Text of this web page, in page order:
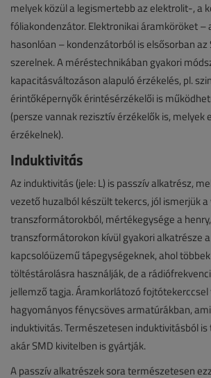
melyek közül a legismertebb az elektrolit-, a
fóliakondenzátor. Elektronikai áramköröket –
hasonlóan – kondenzátorból is elsősorban
szerelnek. A méréstechnikában gyakori
kapacitásváltozáson alapuló érzékelés, pl.
érintőképernyők érintésérzékelői is
(persze vannak rezisztív érzékelők is,
érzékelnek).
Induktivitás
Az induktivitás (jele: L) is passzív alkatrész,
vezető huzalból készült tekercs, jól ismerjük
transzformátorokból, mértékegysége a
transzformátorokon kívül gyakori alkatrésze
kapcsolóüzemű tápegységeknek, ahol
töltéstárolásra használják, de a
jellemző tagja. Áramkorlátozó fojtótekerccsel
hagyományos fénycsöves armatúrákban,
induktivitás. Természetesen induktivitásból
akár SMD kivitelben is gyártják.
A passzív alkatrészek sora természetesen